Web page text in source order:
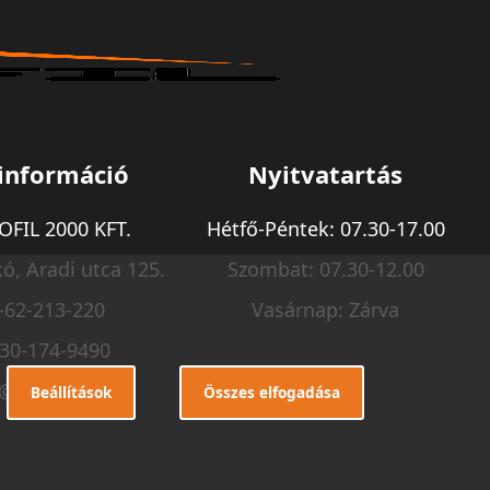
2000 KFT.
Aradi utca 125.
62-213-220
174-9490
profil.hu
Nyitvatartás
Hétfő-Péntek: 07.30-17.00
Szombat: 07.30-12.00
Vasárnap: Zárva
Beállítások Összes elfogadása